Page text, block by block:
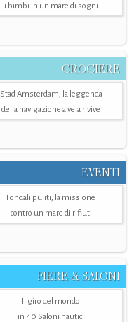
i bimbi in un mare di sogni
CROCIERE
Stad Amsterdam, la leggenda
della navigazione a vela rivive
EVENTI
Fondali puliti, la missione
contro un mare di rifiuti
FIERE & SALONI
Il giro del mondo
in 40 Saloni nautici